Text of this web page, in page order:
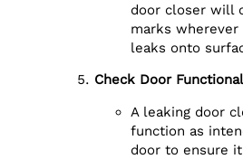
door closer will
marks
leaks onto
Check Door
A leaking door
function as
door to ensure